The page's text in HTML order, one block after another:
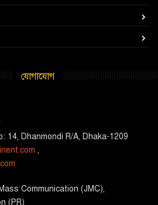
যোগাযোগ
14, Dhanmondi R/A, Dhaka-1209
,
Communication (JMC)​,
(PR)